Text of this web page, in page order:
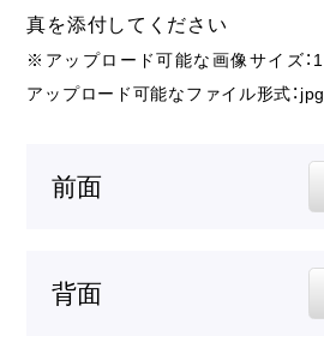
真を添付してください
※アップロード可能な画像サイズ
アップロード可能なファイル形式：
前面
背面